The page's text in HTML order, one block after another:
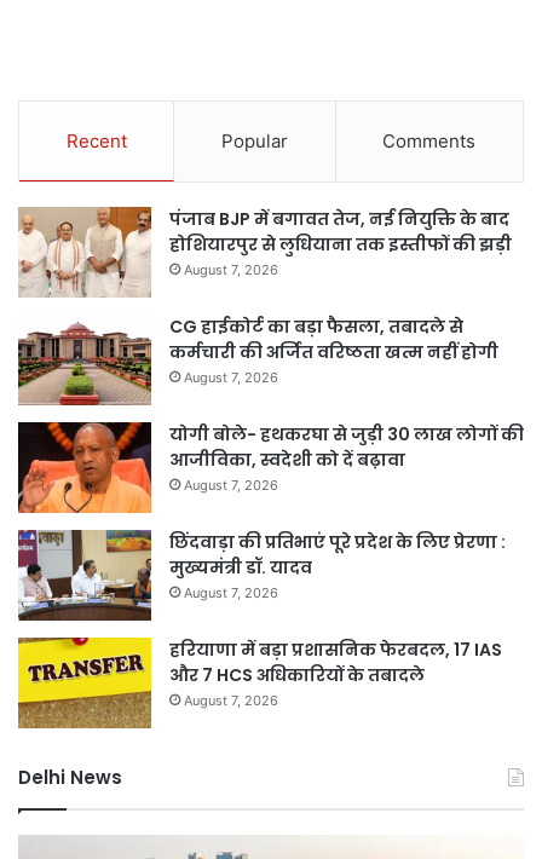
Recent Popular Comments
पंजाब BJP में बगावत तेज, नई नियुक्ति के बाद
होशियारपुर से लुधियाना तक इस्तीफों की झड़ी
August 7, 2026
CG हाईकोर्ट का बड़ा फैसला, तबादले से
कर्मचारी की अर्जित वरिष्ठता खत्म नहीं होगी
August 7, 2026
योगी बोले- हथकरघा से जुड़ी 30 लाख लोगों की
आजीविका, स्वदेशी को दें बढ़ावा
August 7, 2026
छिंदवाड़ा की प्रतिभाएं पूरे प्रदेश के लिए प्रेरणा :
मुख्यमंत्री डॉ. यादव
August 7, 2026
हरियाणा में बड़ा प्रशासनिक फेरबदल, 17 IAS
और 7 HCS अधिकारियों के तबादले
August 7, 2026
Delhi News